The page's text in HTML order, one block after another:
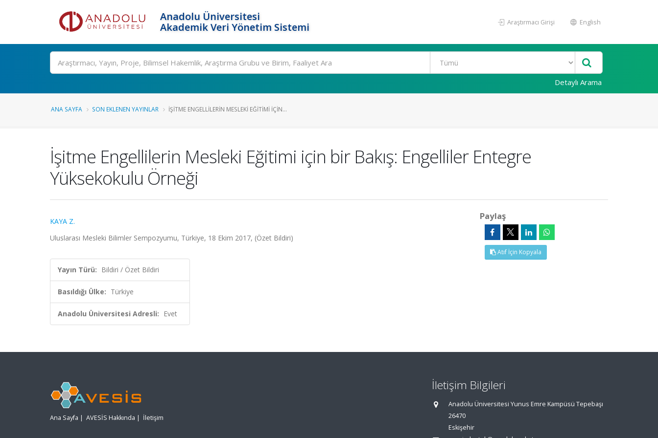
Anadolu Üniversitesi
Akademik Veri Yönetim Sistemi
Araştırmacı Girişi English
Ara
Detaylı Arama
ANA SAYFA SON EKLENEN YAYINLAR İŞITME ENGELLILERIN MESLEKI EĞITIMI IÇIN...
İşitme Engellilerin Mesleki Eğitimi için bir Bakış: Engelliler Entegre
Yüksekokulu Örneği
KAYA Z.
Uluslarası Mesleki Bilimler Sempozyumu, Türkiye, 18 Ekim 2017, (Özet Bildiri)
Yayın Türü: Bildiri / Özet Bildiri
Basıldığı Ülke: Türkiye
Anadolu Üniversitesi Adresli: Evet
Paylaş
Atıf İçin Kopyala
Ana Sayfa | AVESİS Hakkında | İletişim
İletişim Bilgileri
Anadolu Üniversitesi Yunus Emre Kampüsü Tepebaşı
26470
Eskişehir